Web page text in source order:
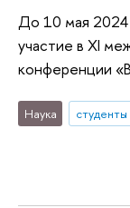
До 10 мая 2024
участие в XI
конференции
Наука студенты